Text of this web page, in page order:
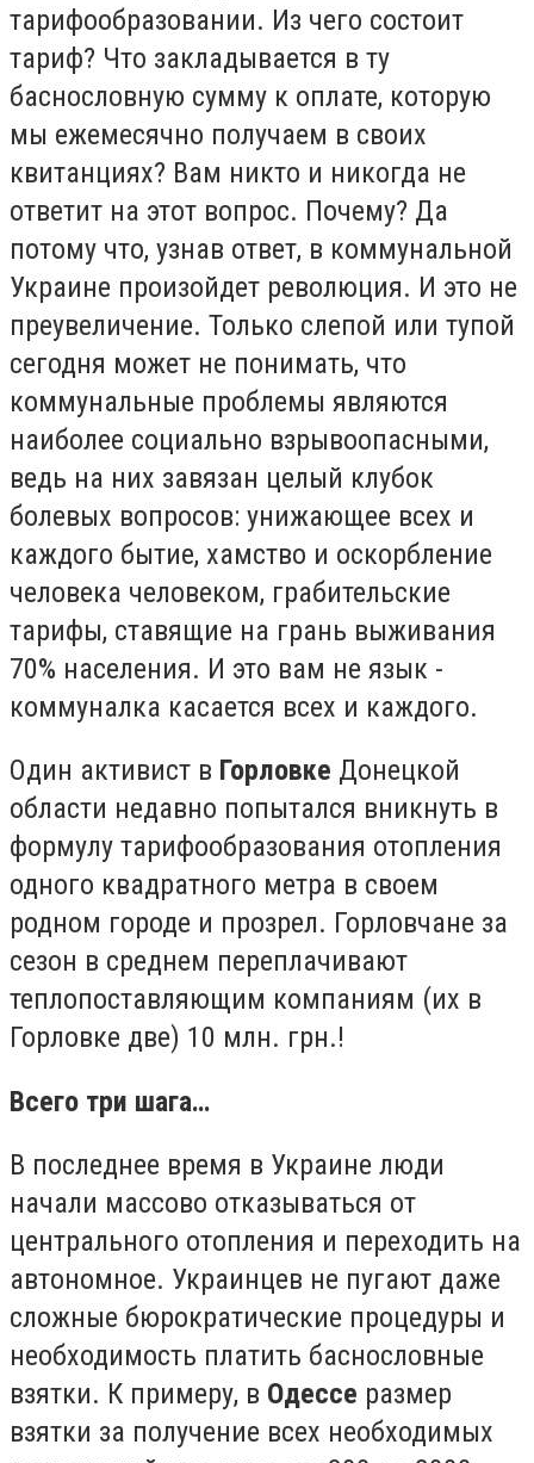
тарифообразовании. Из чего состоит
тариф? Что закладывается в ту
баснословную сумму к оплате, которую
мы ежемесячно получаем в своих
квитанциях? Вам никто и никогда не
ответит на этот вопрос. Почему? Да
потому что, узнав ответ, в коммунальной
Украине произойдет революция. И это не
преувеличение. Только слепой или тупой
сегодня может не понимать, что
коммунальные проблемы являются
наиболее социально взрывоопасными,
ведь на них завязан целый клубок
болевых вопросов: унижающее всех и
каждого бытие, хамство и оскорбление
человека человеком, грабительские
тарифы, ставящие на грань выживания
70% населения. И это вам не язык -
коммуналка касается всех и каждого.
Один активист в Горловке Донецкой
области недавно попытался вникнуть в
формулу тарифообразования отопления
одного квадратного метра в своем
родном городе и прозрел. Горловчане за
сезон в среднем переплачивают
теплопоставляющим компаниям (их в
Горловке две) 10 млн. грн.!
Всего три шага…
В последнее время в Украине люди
начали массово отказываться от
центрального отопления и переходить на
автономное. Украинцев не пугают даже
сложные бюрократические процедуры и
необходимость платить баснословные
взятки. К примеру, в Одессе размер
взятки за получение всех необходимых